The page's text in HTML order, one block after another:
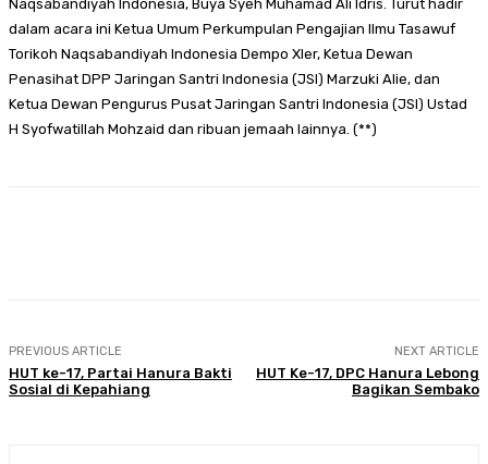
Naqsabandiyah Indonesia, Buya Syeh Muhamad Ali Idris. Turut hadir
dalam acara ini Ketua Umum Perkumpulan Pengajian Ilmu Tasawuf
Torikoh Naqsabandiyah Indonesia Dempo Xler, Ketua Dewan
Penasihat DPP Jaringan Santri Indonesia (JSI) Marzuki Alie, dan
Ketua Dewan Pengurus Pusat Jaringan Santri Indonesia (JSI) Ustad
H Syofwatillah Mohzaid dan ribuan jemaah lainnya. (**)
PREVIOUS ARTICLE
HUT ke-17, Partai Hanura Bakti
Sosial di Kepahiang
NEXT ARTICLE
HUT Ke-17, DPC Hanura Lebong
Bagikan Sembako